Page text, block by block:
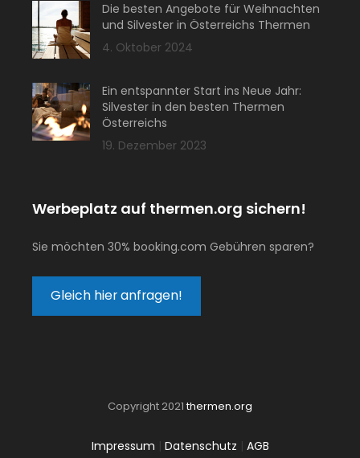
Die besten Angebote für Weihnachten
und Silvester in Österreichs Thermen
4. Oktober 2024
Ein entspannter Start ins Neue Jahr:
Silvester in den besten Thermen
Österreichs
19. Dezember 2023
Werbeplatz auf thermen.org sichern!
Sie möchten 30% booking.com Gebühren sparen?
Gleich hier anfragen!
Copyright 2021thermen.org
Impressum | Datenschutz | AGB